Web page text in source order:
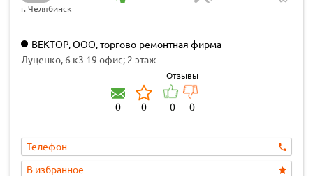
г. Челябинск
ВЕКТОР, ООО, торгово-ремонтная фирма
Луценко, 6 к3 19 офис; 2 этаж
0 0
Отзывы
0 0
Телефон
В избранное